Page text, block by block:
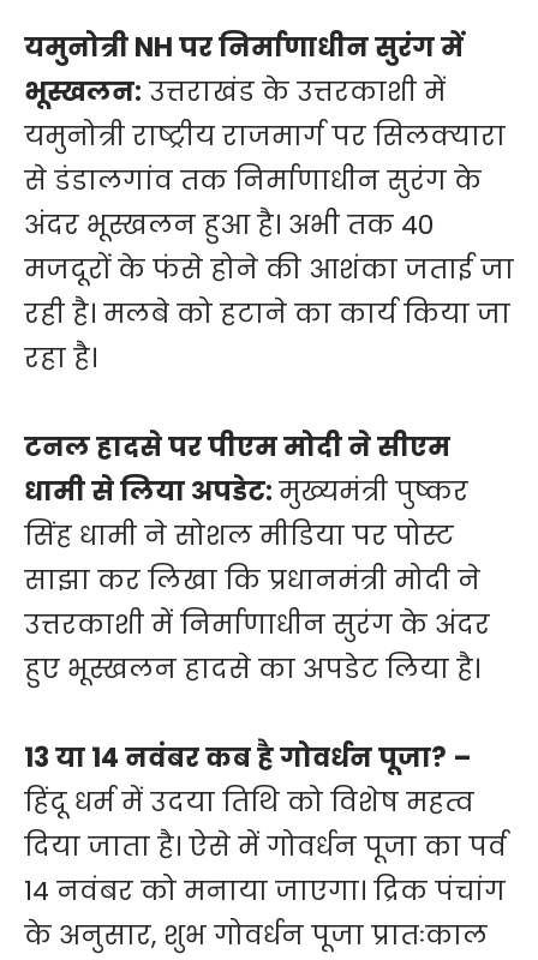
यमुनोत्री NH पर निर्माणाधीन सुरंग में
भूस्खलन: उत्तराखंड के उत्तरकाशी में
यमुनोत्री राष्ट्रीय राजमार्ग पर सिलक्यारा
से डंडालगांव तक निर्माणाधीन सुरंग के
अंदर भूस्खलन हुआ है। अभी तक 40
मजदूरों के फंसे होने की आशंका जताई जा
रही है। मलबे को हटाने का कार्य किया जा
रहा है।
टनल हादसे पर पीएम मोदी ने सीएम
धामी से लिया अपडेट:मुख्यमंत्री पुष्कर
सिंह धामी ने सोशल मीडिया पर पोस्ट
साझा कर लिखा कि प्रधानमंत्री मोदी ने
उत्तरकाशी में निर्माणाधीन सुरंग के अंदर
हुए भूस्खलन हादसे का अपडेट लिया है।
13 या 14 नवंबर कब है गोवर्धन पूजा? –
हिंदू धर्म में उदया तिथि को विशेष महत्व
दिया जाता है। ऐसे में गोवर्धन पूजा का पर्व
14 नवंबर को मनाया जाएगा। द्रिक पंचांग
के अनुसार, शुभ गोवर्धन पूजा प्रातःकाल